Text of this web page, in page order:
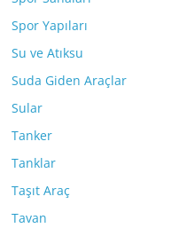
Spor Yapıları
Su ve Atıksu
Suda Giden Araçlar
Sular
Tanker
Tanklar
Taşıt Araç
Tavan